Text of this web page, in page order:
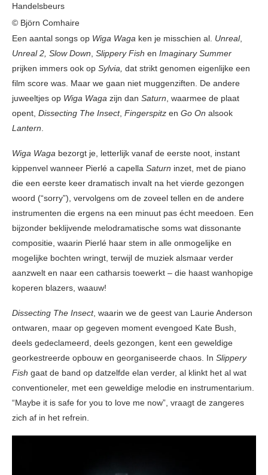
Handelsbeurs
© Björn Comhaire
Een aantal songs op Wiga Waga ken je misschien al. Unreal,
Unreal 2, Slow Down, Slippery Fish en Imaginary Summer
prijken immers ook op Sylvia, dat strikt genomen eigenlijke een
film score was. Maar we gaan niet muggenziften. De andere
juweeltjes op Wiga Waga zijn dan Saturn, waarmee de plaat
opent, Dissecting The Insect, Fingerspitz en Go On alsook
Lantern.
Wiga Waga bezorgt je, letterlijk vanaf de eerste noot, instant
kippenvel wanneer Pierlé a capella Saturn inzet, met de piano
die een eerste keer dramatisch invalt na het vierde gezongen
woord (“sorry”), vervolgens om de zoveel tellen en de andere
instrumenten die ergens na een minuut pas écht meedoen. Een
bijzonder beklijvende melodramatische soms wat dissonante
compositie, waarin Pierlé haar stem in alle onmogelijke en
mogelijke bochten wringt, terwijl de muziek alsmaar verder
aanzwelt en naar een catharsis toewerkt – die haast wanhopige
koperen blazers, waauw!
Dissecting The Insect, waarin we de geest van Laurie Anderson
ontwaren, maar op gegeven moment evengoed Kate Bush,
deels gedeclameerd, deels gezongen, kent een geweldige
georkestreerde opbouw en georganiseerde chaos. In Slippery
Fish gaat de band op datzelfde elan verder, al klinkt het al wat
conventioneler, met een geweldige melodie en instrumentarium.
“Maybe it is safe for you to love me now”, vraagt de zangeres
zich af in het refrein.